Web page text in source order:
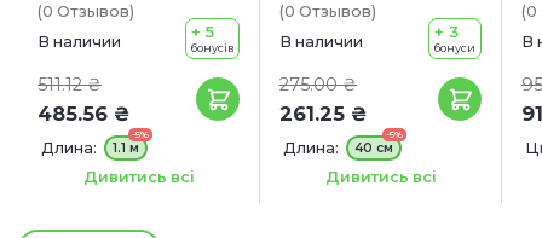
(0 Отзывов)
В наличии
511.12 ₴
485.56 ₴
+ 5
бонусів
Длина:
-5%
1.1 м
Ширина: 16 мм 25 мм
Дивитись всі
(0 Отзывов)
В наличии
275.00 ₴
261.25 ₴
+ 3
бонуси
Длина:
-5%
40 см
Ширина: 20 мм
Дивитись всі
(0
В